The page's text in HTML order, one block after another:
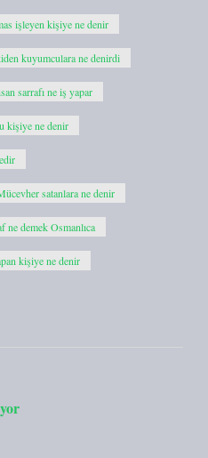
işleyen kişiye ne denir
kuyumculara ne denirdi
sarrafı ne iş yapar
kişiye ne denir
satanlara ne denir
ne demek Osmanlıca
kişiye ne denir